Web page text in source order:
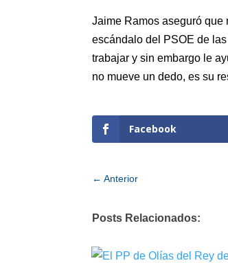
Jaime Ramos aseguró
escándalo del PSOE de
trabajar y sin embargo le
no mueve un dedo, es su
Facebook
←Anterior
Posts Relacionados: